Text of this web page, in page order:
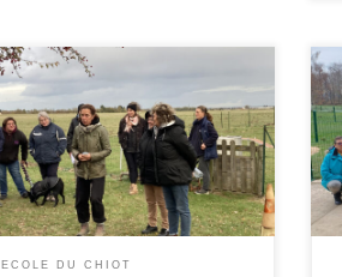
ECOLE DU CHIOT